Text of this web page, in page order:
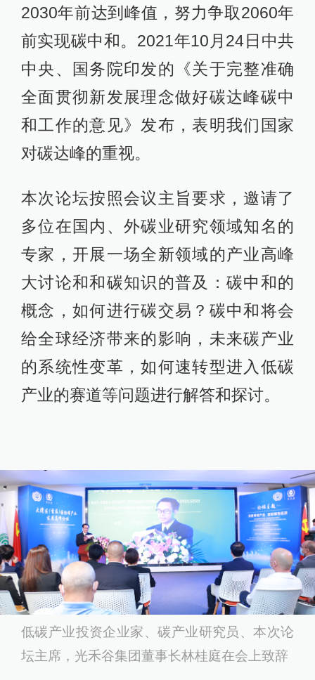
2030年前达到峰值，努力争取2060年
前实现碳中和。2021年10月24日中共
中央、国务院印发的《关于完整准确
全面贯彻新发展理念做好碳达峰碳中
和工作的意见》发布，表明我们国家
对碳达峰的重视。
本次论坛按照会议主旨要求，邀请了
多位在国内、外碳业研究领域知名的
专家，开展一场全新领域的产业高峰
大讨论和和碳知识的普及：碳中和的
概念，如何进行碳交易？碳中和将会
给全球经济带来的影响，未来碳产业
的系统性变革，如何速转型进入低碳
产业的赛道等问题进行解答和探讨。
低碳产业投资企业家、碳产业研究员、本次论
坛主席，光禾谷集团董事长林桂庭在会上致辞